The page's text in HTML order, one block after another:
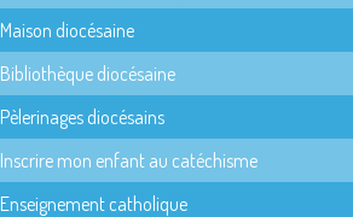
Maison diocésaine
Bibliothèque diocésaine
Pèlerinages diocésains
Inscrire mon enfant au catéchisme
Enseignement catholique